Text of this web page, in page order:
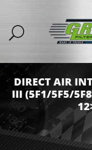
DIRECT AIR
III (5F1/5F5/